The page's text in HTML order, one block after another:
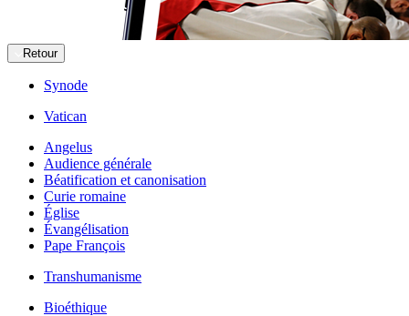
Retour
Synode
Vatican
Angelus
Audience générale
Béatification et canonisation
Curie romaine
Église
Évangélisation
Pape François
Transhumanisme
Bioéthique